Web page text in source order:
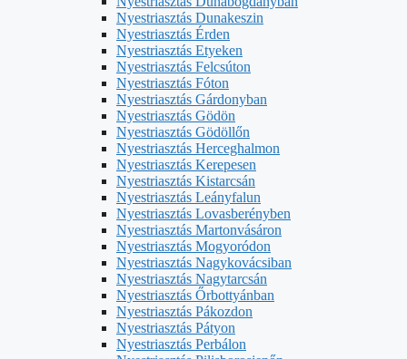
Nyestriasztás Dunakeszin
Nyestriasztás Érden
Nyestriasztás Etyeken
Nyestriasztás Felcsúton
Nyestriasztás Fóton
Nyestriasztás Gárdonyban
Nyestriasztás Gödön
Nyestriasztás Gödöllőn
Nyestriasztás Herceghalmon
Nyestriasztás Kerepesen
Nyestriasztás Kistarcsán
Nyestriasztás Leányfalun
Nyestriasztás Lovasberényben
Nyestriasztás Martonvásáron
Nyestriasztás Mogyoródon
Nyestriasztás Nagykovácsiban
Nyestriasztás Nagytarcsán
Nyestriasztás Őrbottyánban
Nyestriasztás Pákozdon
Nyestriasztás Pátyon
Nyestriasztás Perbálon